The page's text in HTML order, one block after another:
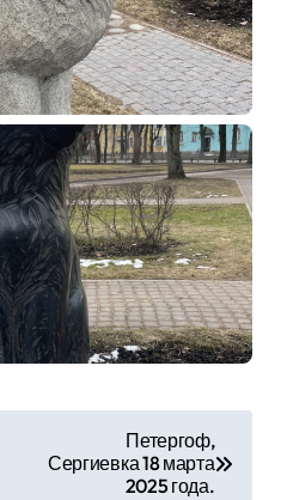
Петергоф,
Сергиевка 18 марта
2025 года.